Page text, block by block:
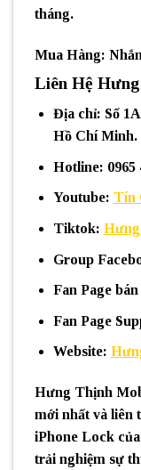
tháng.
Mua Hàng:
Liên Hệ
Địa chỉ: Số
Hồ Chí Minh.
Hotline: 0965
Youtube: Tín
Tiktok:
Group
Fan Page
Fan Page
Website:
Hưng Thịnh
mới nhất và liên
iPhone Lock
trải nghiệm sự